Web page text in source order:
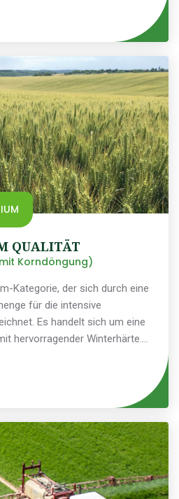
QUALITÄT
Korndöngung)
Kategorie, der sich durch eine
für die intensive
Es handelt sich um eine
hervorragender Winterhärte.
Aufgrund ihrer
(Protein, Gluten) ist sie
in der Bäckereiindustrie